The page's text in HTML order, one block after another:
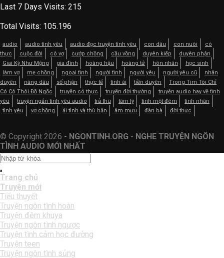
Last 7 Days Visits: 215
Total Visits: 105.196
audio audio tình yêu audio đọc truyện tình yêu con dâu con nuôi
có
thực
cuộc đời cô vợ cướp chồng cầu vồng duyên kiếp
duyên phận
Giai Kỳ Như Mộng
gia đình hoàng hậu hoàng tử hôn nhân
học sinh
làm vợ
mẹ chồng ngoại tình người tình người yêu người yêu cũ
nhân
duyên
nàng dâu số phận thực tế tình ái tiền duyên
Trong Tim Tôi Chỉ
Có Cô Thôi Đồ Ngốc
truyện có thực truyện đời thường
truyện audio hay về tình
yêu
truyện ngắn tình yêu audio trả thù tâm lý tình một đêm
tình nhân
tình yêu
vợ chồng ái tình và thù hận âm mưu đàn bà đời thực
© Copyright 2026 - NGONTINH.ORG - NGHE TRUYỆN NGÔN
TÌNH AUDIO MỚI NHẤT
Trang chủ
Truyện mới
Tiểu thuyết
Truyện ngôn tình hoàn
Truyện đêm khuya
Truyện ngôn tình ngược
Truyện tình cảm học đường
Truyện teen
Truyện ngôn tình sủng